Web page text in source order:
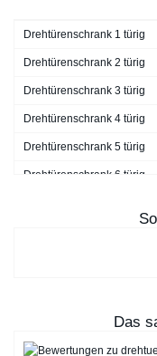
Drehtürenschrank 1 türig
Drehtürenschrank 2 türig
Drehtürenschrank 3 türig
Drehtürenschrank 4 türig
Drehtürenschrank 5 türig
Drehtürenschrank 6 türig
Das